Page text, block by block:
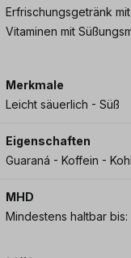
Erfrischungsgetränk
Vitaminen mit
Merkmale
Leicht säuerlich - Süß
Eigenschaften
Guaraná - Koffein -
MHD